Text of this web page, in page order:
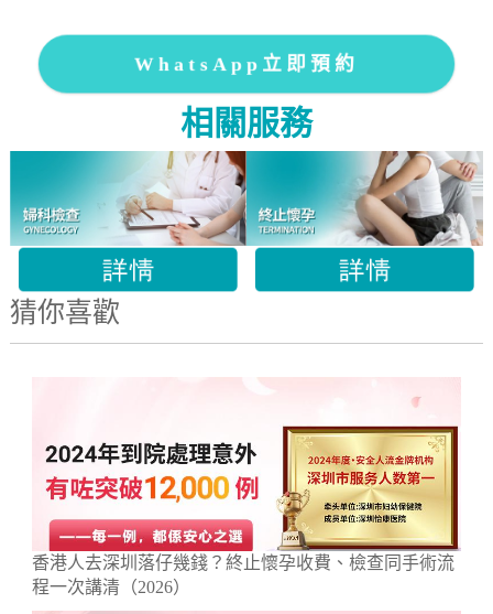
WhatsApp立即預約
相關服務
猜你喜歡
香港人去深圳落仔幾錢？終止懷孕收費、檢查同手術流
程一次講清（2026）